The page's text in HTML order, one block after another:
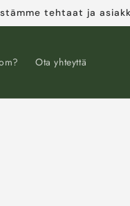
tehtaat ja
Ota yhteyttä